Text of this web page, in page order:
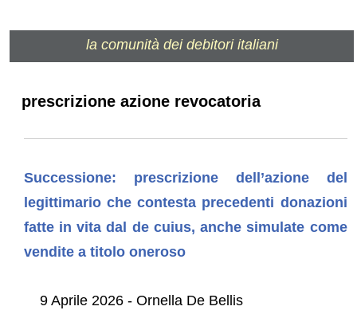
la comunità dei debitori italiani
prescrizione azione revocatoria
Successione: prescrizione dell’azione del
legittimario che contesta precedenti donazioni
fatte in vita dal de cuius, anche simulate come
vendite a titolo oneroso
9 Aprile 2026 - Ornella De Bellis